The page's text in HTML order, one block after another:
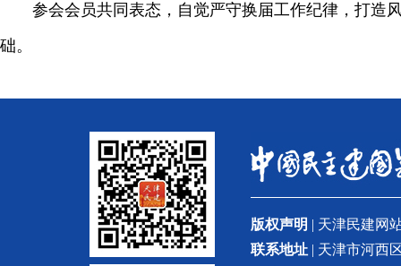
参会会员共同表态，自觉严守换届工作纪律，打造风
础。
版权声明 | 天津民建网
联系地址 | 天津市河西